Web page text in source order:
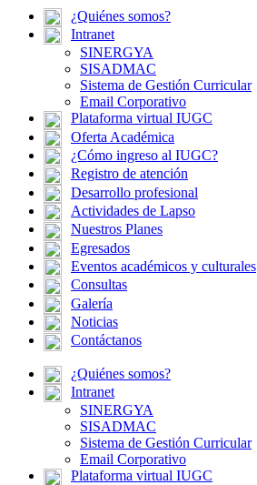
¿Quiénes somos?
Intranet
SINERGYA
SISADMAC
Sistema de Gestión Curricular
Email Corporativo
Plataforma virtual IUGC
Oferta Académica
¿Cómo ingreso al IUGC?
Registro de atención
Desarrollo profesional
Actividades de Lapso
Nuestros Planes
Egresados
Eventos académicos y culturales
Consultas
Galería
Noticias
Contáctanos
¿Quiénes somos?
Intranet
SINERGYA
SISADMAC
Sistema de Gestión Curricular
Email Corporativo
Plataforma virtual IUGC